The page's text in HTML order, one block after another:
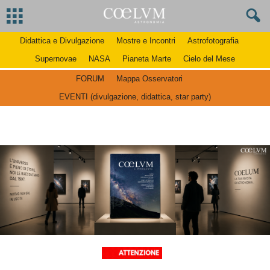
Didattica e Divulgazione Mostre e Incontri
Astrofotografia
Supernovae
NASA Pianeta Marte Cielo del Mese
FORUM
Mappa Osservatori
EVENTI (divulgazione, didattica, star party)